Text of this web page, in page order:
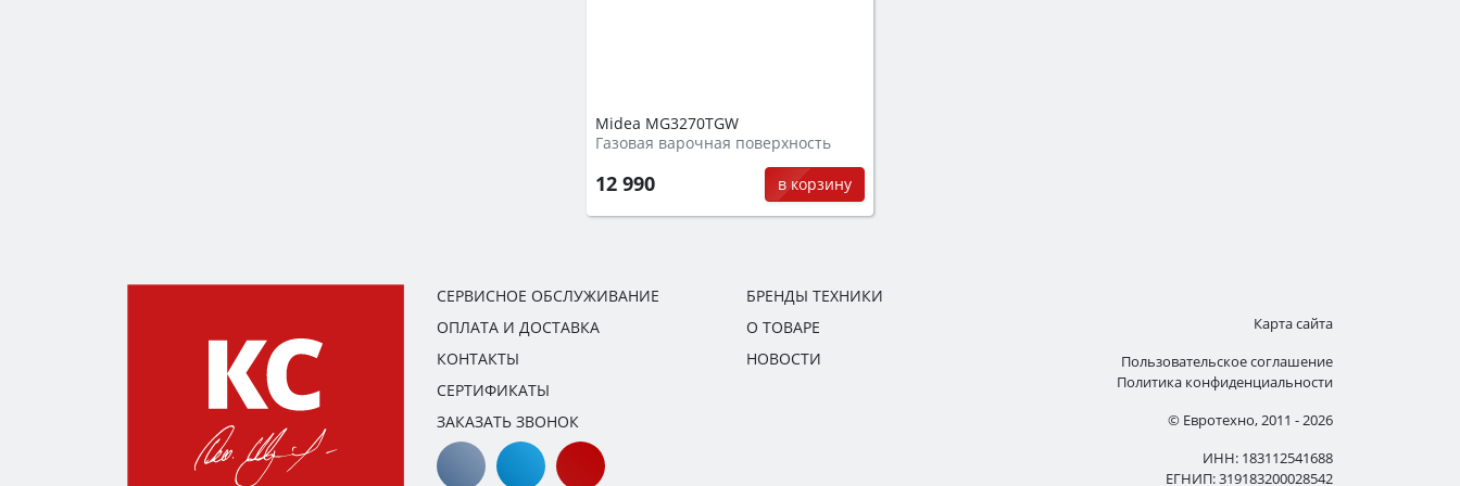
Midea MG3270TGW
Газовая варочная поверхность
12 990 в корзину
СЕРВИСНОЕ ОБСЛУЖИВАНИЕ
ОПЛАТА И ДОСТАВКА
КОНТАКТЫ
СЕРТИФИКАТЫ
ЗАКАЗАТЬ ЗВОНОК
БРЕНДЫ ТЕХНИКИ
О ТОВАРЕ
НОВОСТИ
Карта сайта
Пользовательское соглашение
Политика конфиденциальности
© Евротехно, 2011 - 2026
ИНН: 183112541688
ЕГНИП: 319183200028542